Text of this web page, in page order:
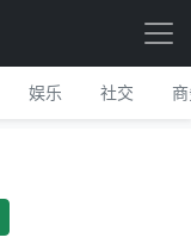
娱乐 社交